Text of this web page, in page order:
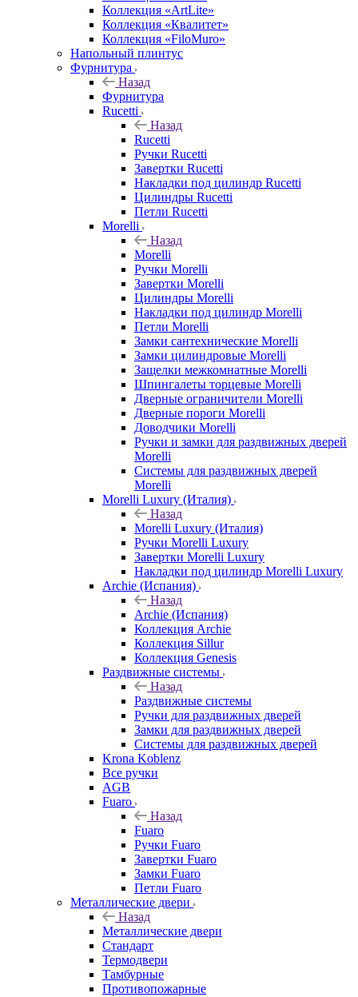
Коллекция «ArtLite»
Коллекция «Квалитет»
Коллекция «FiloMuro»
Напольный плинтус
Фурнитура
Назад
Фурнитура
Rucetti
Назад
Rucetti
Ручки Rucetti
Завертки Rucetti
Накладки под цилиндр Rucetti
Цилиндры Rucetti
Петли Rucetti
Morelli
Назад
Morelli
Ручки Morelli
Завертки Morelli
Цилиндры Morelli
Накладки под цилиндр Morelli
Петли Morelli
Замки сантехнические Morelli
Замки цилиндровые Morelli
Защелки межкомнатные Morelli
Шпингалеты торцевые Morelli
Дверные ограничители Morelli
Дверные пороги Morelli
Доводчики Morelli
Ручки и замки для раздвижных дверей
Morelli
Системы для раздвижных дверей
Morelli
Morelli Luxury (Италия)
Назад
Morelli Luxury (Италия)
Ручки Morelli Luxury
Завертки Morelli Luxury
Накладки под цилиндр Morelli Luxury
Archie (Испания)
Назад
Archie (Испания)
Коллекция Archie
Коллекция Sillur
Коллекция Genesis
Раздвижные системы
Назад
Раздвижные системы
Ручки для раздвижных дверей
Замки для раздвижных дверей
Системы для раздвижных дверей
Krona Koblenz
Все ручки
AGB
Fuaro
Назад
Fuaro
Ручки Fuaro
Завертки Fuaro
Замки Fuaro
Петли Fuaro
Металлические двери
Назад
Металлические двери
Стандарт
Термодвери
Тамбурные
Противопожарные